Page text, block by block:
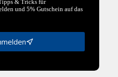
& Tricks für
und 5% Gutschein auf das